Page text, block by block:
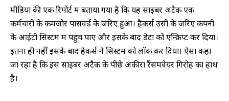
मीडिया की एक रिपोर्ट में बताया गया है कि यह साइबर अटैक एक
कर्मचारी के कमजोर पासवर्ड के जरिए हुआ। हैकर्स उसी के जरिए कंपनी
के आईटी सिस्टम में पहुंच पाए और इसके बाद डेटा को एन्क्रिप्ट कर दिया।
इतना ही नहीं इसके बाद हैकर्स ने सिस्टम को लॉक कर दिया। ऐसा कहा
जा रहा है कि इस साइबर अटैक के पीछे अकीरा रैंसमवेयर गिरोह का हाथ
है।